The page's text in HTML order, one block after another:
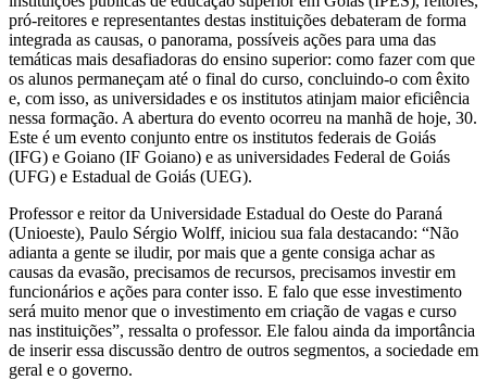
pró-reitores e representantes destas instituições debateram de forma
integrada as causas, o panorama, possíveis ações para uma das
temáticas mais desafiadoras do ensino superior: como fazer com que
os alunos permaneçam até o final do curso, concluindo-o com êxito
e, com isso, as universidades e os institutos atinjam maior eficiência
nessa formação. A abertura do evento ocorreu na manhã de hoje, 30.
Este é um evento conjunto entre os institutos federais de Goiás
(IFG) e Goiano (IF Goiano) e as universidades Federal de Goiás
(UFG) e Estadual de Goiás (UEG).
Professor e reitor da Universidade Estadual do Oeste do Paraná
(Unioeste), Paulo Sérgio Wolff, iniciou sua fala destacando: “Não
adianta a gente se iludir, por mais que a gente consiga achar as
causas da evasão, precisamos de recursos, precisamos investir em
funcionários e ações para conter isso. E falo que esse investimento
será muito menor que o investimento em criação de vagas e curso
nas instituições”, ressalta o professor. Ele falou ainda da importância
de inserir essa discussão dentro de outros segmentos, a sociedade em
geral e o governo.